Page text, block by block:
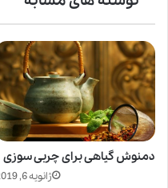
دمنوش گیاهی برای چربی سوزی
ژانویه 6, 2019